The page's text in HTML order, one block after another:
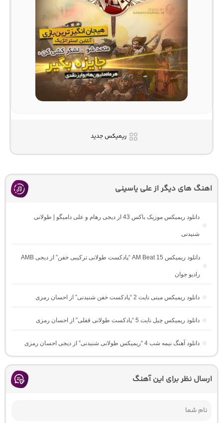
ریمیکس جدید
اهنگ های دیگر از علی یاسینی
دانلود ریمیکس موزیک باکس 43 از دیجی رهام و علی دامیگو | طولانی
شنیدنی
دانلود ریمیکس AM Beat 15 “پادکست طولانی ترکیبی خفن” از دیجی AMB
رادیو جوان
دانلود ریمیکس مینی نایت 2 “پادکست خفن شنیدنی” از احسان رمزی
دانلود ریمیکس چیل نایت 5 “پادکست طولانی قفلی” از احسان رمزی
دانلود آهنگ نیمه شب 4 “ریمیکس طولانی شنیدنی” از دیجی احسان رمزی
ارسال نظر برای این آهنگ